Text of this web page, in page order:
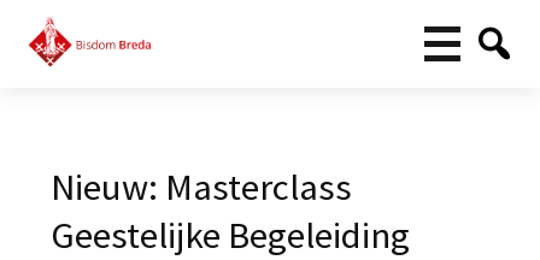
Nieuw: Masterclass
Geestelijke Begeleiding